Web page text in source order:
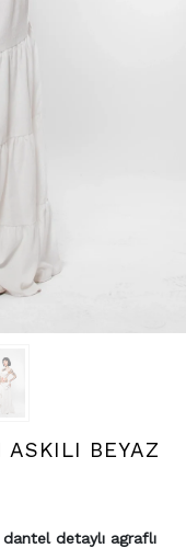
ASKILI BEYAZ
detaylı agraflı